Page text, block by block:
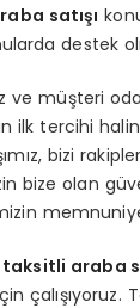
satışı
destek
müşteri
ilk tercihi
bizi
bize olan
taksitli araba